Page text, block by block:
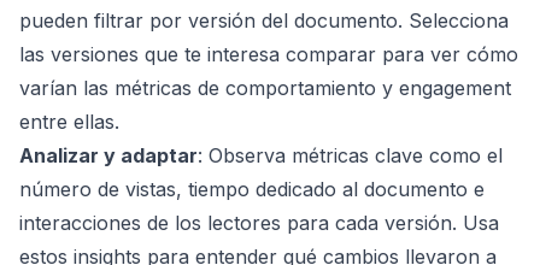
pueden filtrar por versión del documento. Selecciona
las versiones que te interesa comparar para ver cómo
varían las métricas de comportamiento y engagement
entre ellas.
Analizar y adaptar: Observa métricas clave como el
número de vistas, tiempo dedicado al documento e
interacciones de los lectores para cada versión. Usa
estos insights para entender qué cambios llevaron a